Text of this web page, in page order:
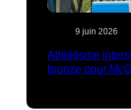
9 juin 2026
Athlétisme
bronze pour